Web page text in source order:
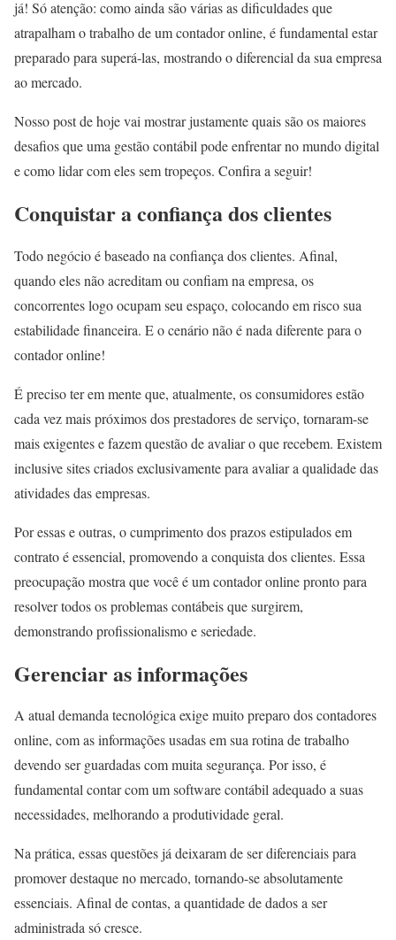
já! Só atenção: como ainda são várias as dificuldades que
atrapalham o trabalho de um contador online, é fundamental estar
preparado para superá-las, mostrando o diferencial da sua empresa
ao mercado.
Nosso post de hoje vai mostrar justamente quais são os maiores
desafios que uma gestão contábil pode enfrentar no mundo digital
e como lidar com eles sem tropeços. Confira a seguir!
Conquistar a confiança dos clientes
Todo negócio é baseado na confiança dos clientes. Afinal,
quando eles não acreditam ou confiam na empresa, os
concorrentes logo ocupam seu espaço, colocando em risco sua
estabilidade financeira. E o cenário não é nada diferente para o
contador online!
É preciso ter em mente que, atualmente, os consumidores estão
cada vez mais próximos dos prestadores de serviço, tornaram-se
mais exigentes e fazem questão de avaliar o que recebem. Existem
inclusive sites criados exclusivamente para avaliar a qualidade das
atividades das empresas.
Por essas e outras, o cumprimento dos prazos estipulados em
contrato é essencial, promovendo a conquista dos clientes. Essa
preocupação mostra que você é um contador online pronto para
resolver todos os problemas contábeis que surgirem,
demonstrando profissionalismo e seriedade.
Gerenciar as informações
A atual demanda tecnológica exige muito preparo dos contadores
online, com as informações usadas em sua rotina de trabalho
devendo ser guardadas com muita segurança. Por isso, é
fundamental contar com um software contábil adequado a suas
necessidades, melhorando a produtividade geral.
Na prática, essas questões já deixaram de ser diferenciais para
promover destaque no mercado, tornando-se absolutamente
essenciais. Afinal de contas, a quantidade de dados a ser
administrada só cresce.